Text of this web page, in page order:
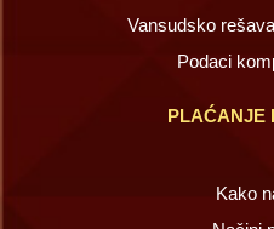
Vansudsko
Podaci
PLAĆANJE
Kako